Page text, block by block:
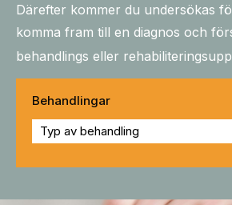
Därefter kommer du undersökas
komma fram till en diagnos och
behandlings eller
Behandlingar